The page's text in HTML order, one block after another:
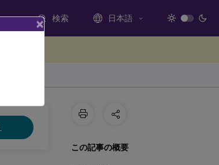
検索 日本語
この記事の概要
×